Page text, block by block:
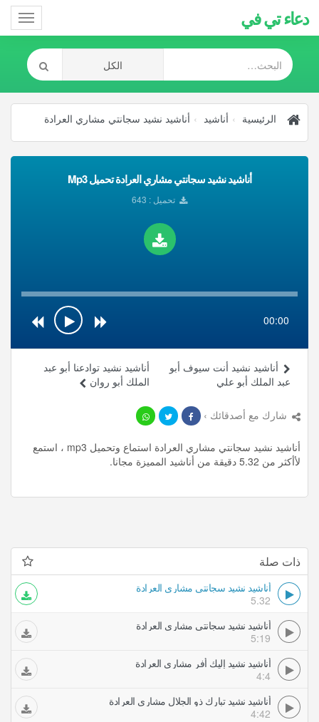
دعاء تي في
الرئيسية أناشيد أناشيد نشيد سجانتي مشاري العرادة
أناشيد نشيد سجانتي مشاري العرادة تحميل Mp3
تحميل : 643
00:00
أناشيد نشيد توادعنا أبو عبد
الملك أبو روان
أناشيد نشيد أنت سيوف أبو
عبد الملك أبو علي
شارك مع أصدقائك ›
أناشيد نشيد سجانتي مشاري العرادة استماع وتحميل mp3 ، استمع
لأأكثر من 5.32 دقيقة من أناشيد المميزة مجانا.
ذات صلة
أناشيد نشيد سجانتي مشاري العرادة
5.32
أناشيد نشيد سجانتي مشاري العرادة
5:19
أناشيد نشيد إليك أفر مشاري العرادة
4:4
أناشيد نشيد تبارك ذو الجلال مشاري العرادة
4:42